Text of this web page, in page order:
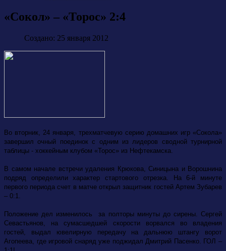
«Сокол» – «Торос» 2:4
Создано: 25 января 2012
Во вторник, 24 января, трехматчевую серию домашних игр «Сокола»
завершил очный поединок с одним из лидеров сводной турнирной
таблицы - хоккейным клубом «Торос» из Нефтекамска.
В самом начале встречи удаления Крюкова, Синицына и Ворошнина
подряд определили характер стартового отрезка. На 6-й минуте
первого периода счет в матче открыл защитник гостей Артем Зубарев
– 0:1.
Положение дел изменилось за полторы минуты до сирены. Сергей
Севастьянов, на сумасшедшей скорости ворвался во владения
гостей, выдал ювелирную передачу на дальнюю штангу ворот
Агопеева, где игровой снаряд уже поджидал Дмитрий Пасенко. ГОЛ –